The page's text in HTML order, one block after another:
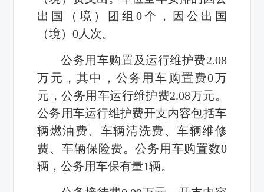
出国（境）团组0个，因公出国
（境）0人次。
公务用车购置及运行维护费2.08
万元，其中，公务用车购置费0万
元，公务用车运行维护费2.08万元。
公务用车运行维护费开支内容包括车
辆燃油费、车辆清洗费、车辆维修
费、车辆保险费。公务用车购置数0
辆，公务用车保有量1辆。